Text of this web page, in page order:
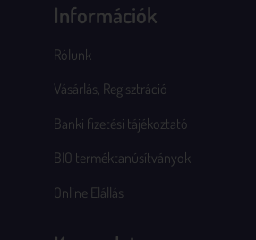
Információk
Rólunk
Vásárlás, Regisztráció
Banki fizetési tájékoztató
BIO terméktanúsítványok
Online Elállás